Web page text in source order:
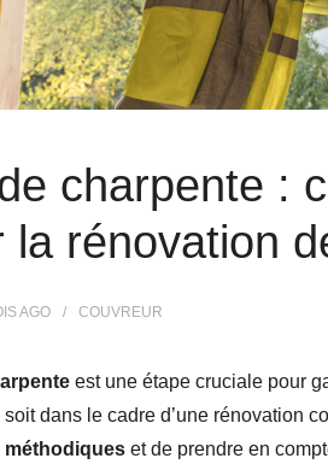
charpente :
la rénovation
AGO COUVREUR
est une étape cruciale pour
dans le cadre d’une rénovation
méthodiques et de prendre en